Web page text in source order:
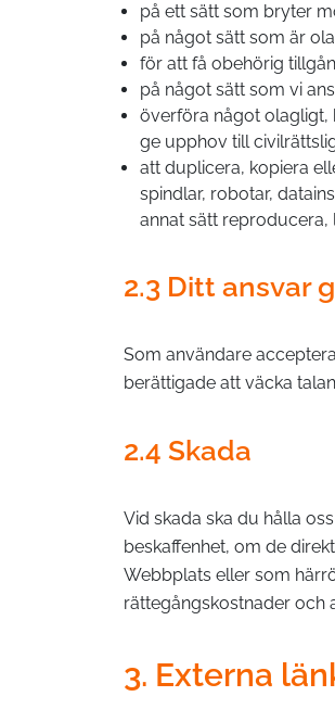
på ett sätt som bryter
på något sätt som är
för att få obehörig
på något sätt som vi
överföra något olagligt,
ge upphov till
att duplicera, kopiera
spindlar, robotar,
annat sätt reproducera,
2.3 Ditt ansvar
Som användare
berättigade att väcka
2.4 Skada
Vid skada ska du hålla
beskaffenhet, om de
Webbplats eller som
rättegångskostnader och
3. Externa